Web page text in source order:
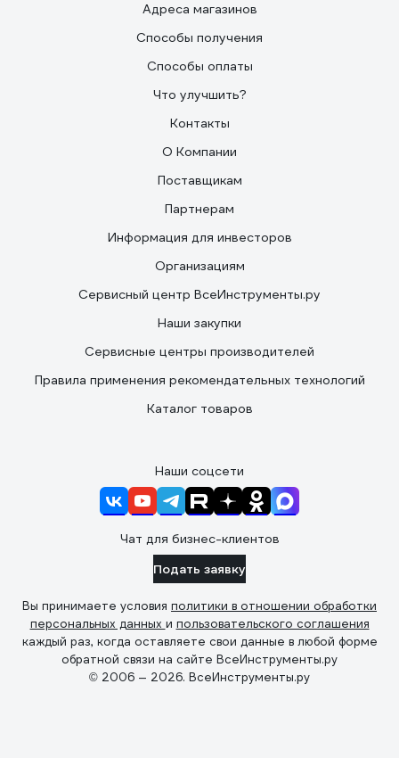
Адреса магазинов
Способы получения
Способы оплаты
Что улучшить?
Контакты
О Компании
Поставщикам
Партнерам
Информация для инвесторов
Организациям
Сервисный центр ВсеИнструменты.ру
Наши закупки
Сервисные центры производителей
Правила применения рекомендательных технологий
Каталог товаров
Наши соцсети
Чат для бизнес-клиентов
Подать заявку
Вы принимаете условия политики в отношении обработки
персональных данных и пользовательского соглашения
каждый раз, когда оставляете свои данные в любой форме
обратной связи на сайте ВсеИнструменты.ру
© 2006 — 2026. ВсеИнструменты.ру